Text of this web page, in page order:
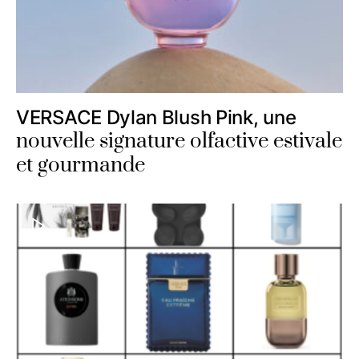
VERSACE Dylan Blush Pink, une
nouvelle signature olfactive estivale
et gourmande